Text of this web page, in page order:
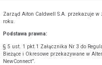
Zarząd Aiton Caldwell S.A. przekazuje w
roku.
Podstawa prawna:
§ 5 ust. 1 pkt.1 Załącznika Nr 3 do
Bieżące i Okresowe przekazywane w
NewConnect”.